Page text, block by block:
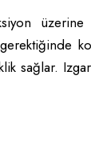
üzerine
sağlar.